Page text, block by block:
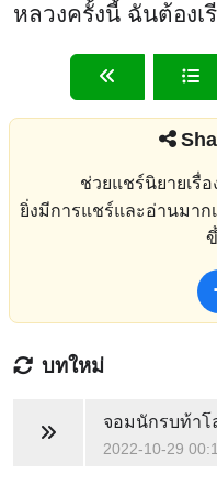
หลวงครั้งนี้ ฉันต้อง
ช่วยแชร์นิยายเรื่
ยิ่งมีการแชร์และอ่านมาก
บทใหม่
จอมนักรบท้าโ
2022-10-29